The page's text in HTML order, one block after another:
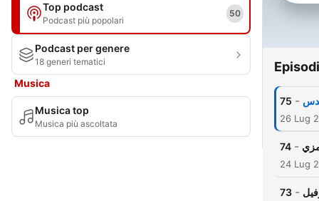
Top podcast
Podcast più popolari
50
Podcast per genere
18 generi tematici
Musica
Musica top
Musica più ascoltata
Episodi
75 -
26 Lug
74 -
24 Lug
73 -